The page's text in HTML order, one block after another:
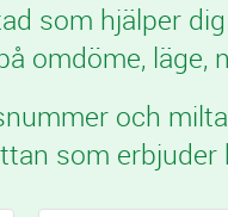
som hjälper
omdöme,
och
som